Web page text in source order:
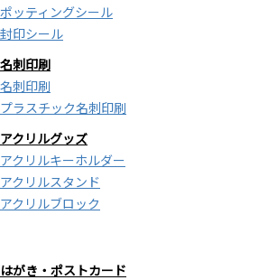
ポッティングシール
封印シール
名刺印刷
名刺印刷
プラスチック名刺印刷
アクリルグッズ
アクリルキーホルダー
アクリルスタンド
アクリルブロック
はがき・ポストカード